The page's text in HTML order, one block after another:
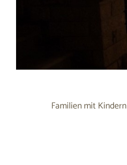
Familien mit Kindern